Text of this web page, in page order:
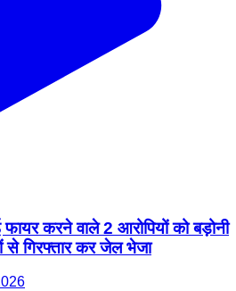
फायर करने वाले 2 आरोपियों को बड़ोनी
गिरफ्तार कर जेल भेजा